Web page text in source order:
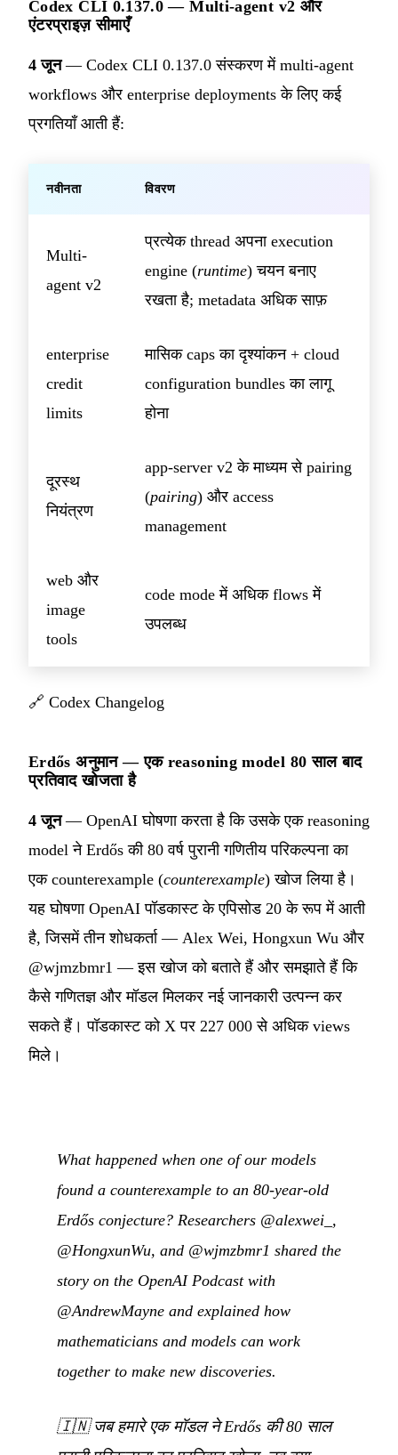
Codex CLI 0.137.0 — Multi-agent v2 और
एंटरप्राइज़ सीमाएँ
4 जून— Codex CLI 0.137.0 संस्करण में multi-agent
workflows और enterprise deployments के लिए कई
प्रगतियाँ आती हैं:
नवीनता विवरण
Multi-
agent v2
प्रत्येक thread अपना execution
engine (runtime) चयन बनाए
रखता है; metadata अधिक साफ़
enterprise
credit
limits
मासिक caps का दृश्यांकन + cloud
configuration bundles का लागू
होना
दूरस्थ
नियंत्रण
app-server v2 के माध्यम से pairing
(pairing) और access
management
web और
image
tools
code mode में अधिक flows में
उपलब्ध
🔗 Codex Changelog
Erdős अनुमान — एक reasoning model 80 साल बाद
प्रतिवाद खोजता है
4 जून— OpenAI घोषणा करता है कि उसके एक reasoning
model ने Erdős की 80 वर्ष पुरानी गणितीय परिकल्पना का
एक counterexample (counterexample) खोज लिया है।
यह घोषणा OpenAI पॉडकास्ट के एपिसोड 20 के रूप में आती
है, जिसमें तीन शोधकर्ता — Alex Wei, Hongxun Wu और
@wjmzbmr1 — इस खोज को बताते हैं और समझाते हैं कि
कैसे गणितज्ञ और मॉडल मिलकर नई जानकारी उत्पन्न कर
सकते हैं। पॉडकास्ट को X पर 227 000 से अधिक views
मिले।
What happened when one of our models
found a counterexample to an 80-year-old
Erdős conjecture? Researchers @alexwei_,
@HongxunWu, and @wjmzbmr1 shared the
story on the OpenAI Podcast with
@AndrewMayne and explained how
mathematicians and models can work
together to make new discoveries.
🇮🇳जब हमारे एक मॉडल ने Erdős की 80 साल